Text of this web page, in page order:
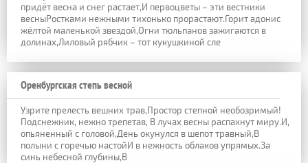
придёт весна и снег растает,И первоцветы – эти вестники
весныРостками нежными тихонько прорастают.Горит адонис
жёлтой маленькой звездой,Огни тюльпанов зажигаются в
долинах,Лиловый рябчик – тот кукушкиной сле
Оренбургская степь весной
Узрите прелесть вешних трав,Простор степной необозримый!
Подснежник, нежно трепетав, В лучах весны распахнут миру.И,
опьяненный с головой,День окунулся в шепот травный,В
полыни с горечью настойИ в нежность облаков упрямых.За
синь небесной глубины,В